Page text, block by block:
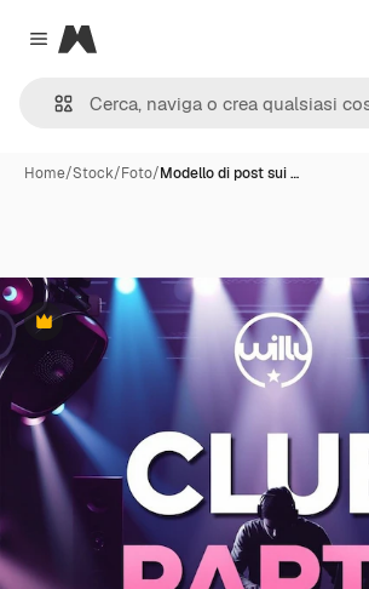
Close menu
Magnific
Home/Stock/Foto/Modello di post sui …
Premium